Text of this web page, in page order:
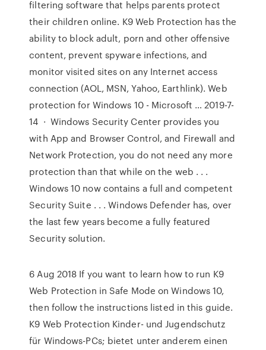
filtering software that helps parents protect
their children online. K9 Web Protection has the
ability to block adult, porn and other offensive
content, prevent spyware infections, and
monitor visited sites on any Internet access
connection (AOL, MSN, Yahoo, Earthlink). Web
protection for Windows 10 - Microsoft … 2019-7-
14 · Windows Security Center provides you
with App and Browser Control, and Firewall and
Network Protection, you do not need any more
protection than that while on the web . . .
Windows 10 now contains a full and competent
Security Suite . . . Windows Defender has, over
the last few years become a fully featured
Security solution.
6 Aug 2018 If you want to learn how to run K9
Web Protection in Safe Mode on Windows 10,
then follow the instructions listed in this guide.
K9 Web Protection Kinder- und Jugendschutz
für Windows-PCs; bietet unter anderem einen